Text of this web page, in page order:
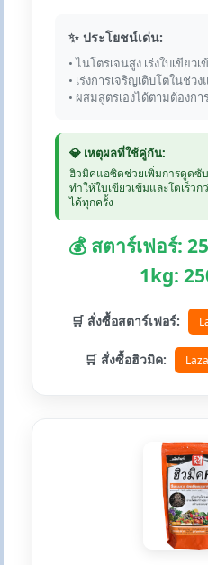
✨ ประโยชน์เด่น:
• ไนโตรเจนสูง เร่งใบเขียวเ
• เร่งการเจริญเติบโตในช่วง
• ผสมสูตรเองได้ตามต้องกา
💎 เหตุผลที่ใช้คู่กัน:
ฮิวมิคแอซิดช่วยเพิ่มการดูดซับ
ทำให้ใบเขียวเข้มและโตเร็
ได้ทุกครั้ง
💰 สตาร์เฟอร์:
1kg:
🛒 สั่งซื้อสตาร์เฟอร์:
🛒 สั่งซื้อฮิวมิค: